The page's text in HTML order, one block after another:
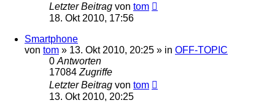
Letzter Beitrag von tom
18. Okt 2010, 17:56
Smartphone
von tom » 13. Okt 2010, 20:25 » in OFF-TOPIC
0 Antworten
17084 Zugriffe
Letzter Beitrag von tom
13. Okt 2010, 20:25